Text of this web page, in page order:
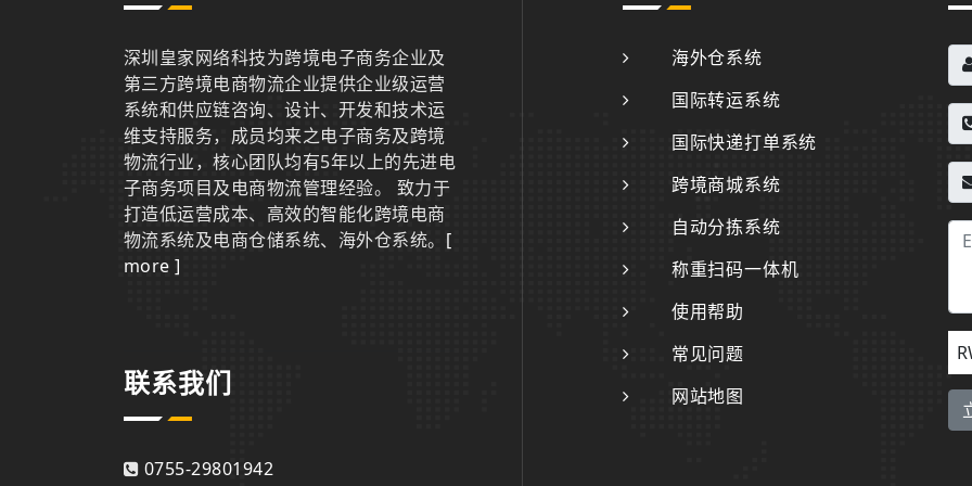
深圳皇家网络科技为跨境电子商务企业及
第三方跨境电商物流企业提供企业级运营
系统和供应链咨询、设计、开发和技术运
维支持服务，成员均来之电子商务及跨境
物流行业，核心团队均有5年以上的先进电
子商务项目及电商物流管理经验。 致力于
打造低运营成本、高效的智能化跨境电商
物流系统及电商仓储系统、海外仓系统。 [
more ]
联系我们
0755-29801942
海外仓系统
国际转运系统
国际快递打单系统
跨境商城系统
自动分拣系统
称重扫码一体机
使用帮助
常见问题
网站地图